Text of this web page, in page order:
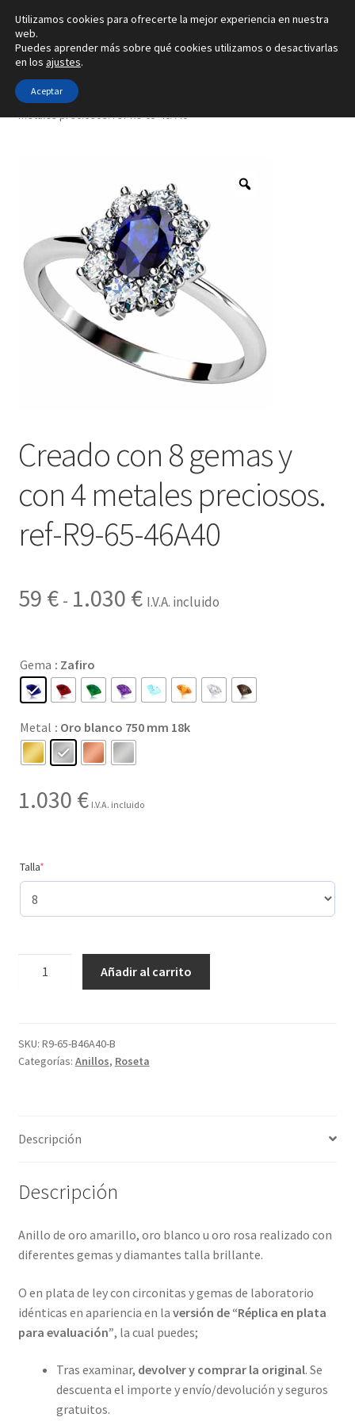
Ir
a
la
navegación
Ir
al
contenido
Inicio
Alianzas
Colgantes
Sobre nosotros
Inicio Tipo de joya
metales preciosos. ref-R9-65-46A40
Creado con 8 gemas y
con 4 metales preciosos.
ref-R9-65-46A40
59 € - 1.030 €Rango
desde
59 €
hasta
I.V.A. incluido
Gema : Zafiro
Metal : Oro blanco 750 mm 18k
1.030 € I.V.A. incluido
Talla*(required)
y
con
ref-
46A40
Añadir al carrito
SKU: R9-65-B46A40-B
Categorías: Anillos, Roseta
Descripción
Descripción
Anillo de oro amarillo, oro blanco u oro rosa realizado con
diferentes gemas y diamantes talla brillante.
O en plata de ley con circonitas y gemas de laboratorio
idénticas en apariencia en la versión de “Réplica en plata
para evaluación”, la cual puedes;
Tras examinar, devolver y comprar la original. Se
descuenta el importe y envío/devolución y seguros
gratuitos.
Utilizamos cookies para ofrecerte la mejor experiencia en nuestra
web.
Puedes aprender más sobre qué cookies utilizamos o desactivarlas
en los ajustes.
Aceptar